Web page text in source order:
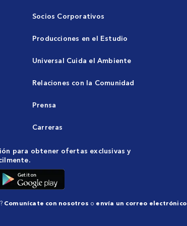
Socios Corporativos
Producciones en el Estudio
Universal Cuida el Ambiente
Relaciones con la Comunidad
Prensa
Carreras
para obtener ofertas exclusivas y
Comunícate con nosotros o envía un correo electrónico